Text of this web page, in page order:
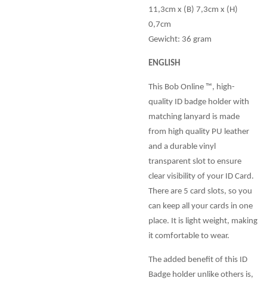
11,3cm x (B) 7,3cm x (H)
0,7cm
Gewicht: 36 gram
ENGLISH
This Bob Online ™, high-
quality ID badge holder with
matching lanyard is made
from high quality PU leather
and a durable vinyl
transparent slot to ensure
clear visibility of your ID Card.
There are 5 card slots, so you
can keep all your cards in one
place. It is light weight, making
it comfortable to wear.
The added benefit of this ID
Badge holder unlike others is,